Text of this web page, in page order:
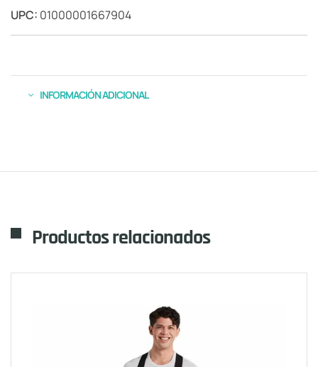
UPC: 01000001667904
INFORMACIÓN ADICIONAL
Productos relacionados